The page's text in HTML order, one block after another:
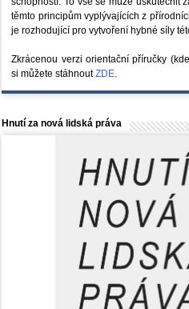
těmto principům vyplývajících z
je rozhodující pro vytvoření hybné síly
Zkrácenou verzi orientační příručky
si můžete stáhnoutZDE.
Hnutí za nová lidská práva